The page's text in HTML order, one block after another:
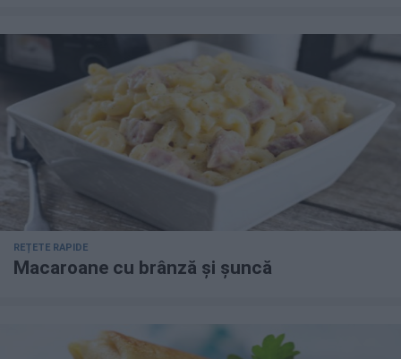
REȚETE RAPIDE
Macaroane cu brânză și șuncă